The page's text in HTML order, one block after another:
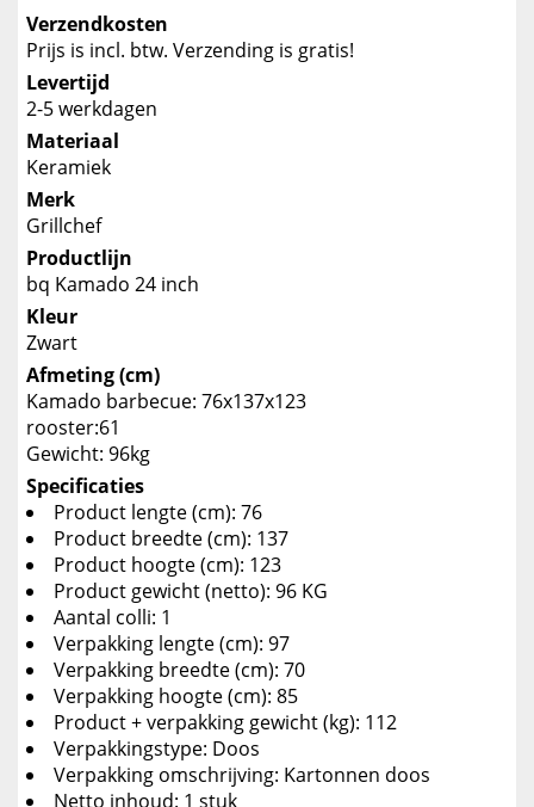
Verzendkosten
Prijs is incl. btw. Verzending is gratis!
Levertijd
2-5 werkdagen
Materiaal
Keramiek
Merk
Grillchef
Productlijn
bq Kamado 24 inch
Kleur
Zwart
Afmeting (cm)
Kamado barbecue: 76x137x123
rooster:61
Gewicht: 96kg
Specificaties
Product lengte (cm): 76
Product breedte (cm): 137
Product hoogte (cm): 123
Product gewicht (netto): 96 KG
Aantal colli: 1
Verpakking lengte (cm): 97
Verpakking breedte (cm): 70
Verpakking hoogte (cm): 85
Product + verpakking gewicht (kg): 112
Verpakkingstype: Doos
Verpakking omschrijving: Kartonnen doos
Netto inhoud: 1 stuk